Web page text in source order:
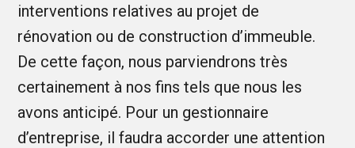
interventions relatives au projet de
rénovation ou de construction d’immeuble.
De cette façon, nous parviendrons très
certainement à nos fins tels que nous les
avons anticipé. Pour un gestionnaire
d’entreprise, il faudra accorder une attention